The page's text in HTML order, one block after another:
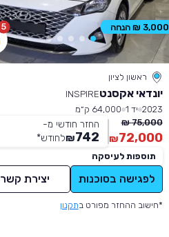
5
ראשון לציון
יונדאי אקסנטINSPIRE
2023 יד 1
64,000 ק״מ
75,000 ₪
72,000
₪
החזר חודשי מ-
742
₪לחודש*
תוספות לעיסקה
לפגישה בסוכנות יצירת קשר
*חישוב ההחזר מפורט בתקנון
3,000 ₪ הנחה